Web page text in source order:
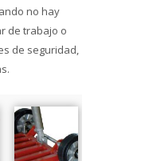
no hay
de trabajo o
de seguridad,